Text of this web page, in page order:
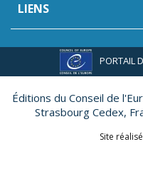
LIENS
PORTAIL
Éditions du Conseil de
Strasbourg Cedex,
Site